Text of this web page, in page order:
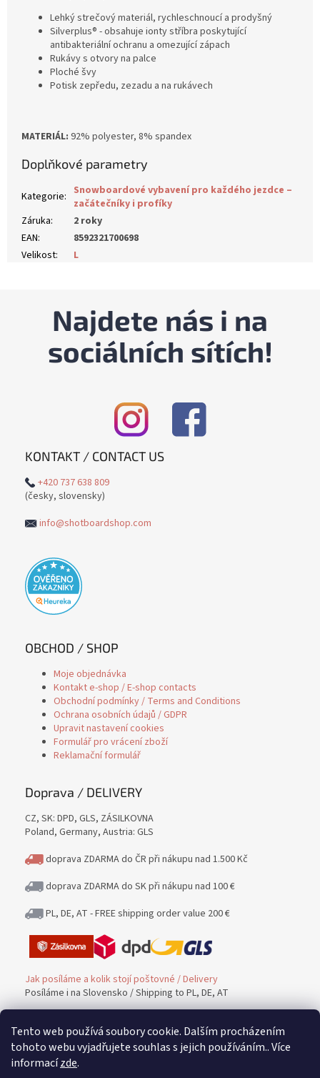
Tento web používá soubory cookie. Dalším procházením
tohoto webu vyjadřujete souhlas s jejich používáním.. Více
informacízde.
Lehký strečový materiál, rychleschnoucí a prodyšný
Silverplus® - obsahuje ionty stříbra poskytující
antibakteriální ochranu a omezující zápach
Rukávy s otvory na palce
Ploché švy
Potisk zepředu, zezadu a na rukávech
MATERIÁL: 92% polyester, 8% spandex
Doplňkové parametry
Kategorie: Snowboardové vybavení pro každého jezdce –
začátečníky i profíky
Záruka:
2 roky
EAN:
8592321700698
Velikost: L
Najdete nás i na
sociálních sítích!
KONTAKT / CONTACT US
+420 737 638 809
(česky, slovensky)
info@shotboardshop.com
OBCHOD / SHOP
Moje objednávka
Kontakt e-shop / E-shop contacts
Obchodní podmínky / Terms and Conditions
Ochrana osobních údajů / GDPR
Upravit nastavení cookies
Formulář pro vrácení zboží
Reklamační formulář
Doprava / DELIVERY
CZ, SK: DPD, GLS, ZÁSILKOVNA
Poland, Germany, Austria: GLS
doprava ZDARMA do ČR při nákupu nad 1.500 Kč
doprava ZDARMA do SK při nákupu nad 100 €
PL, DE, AT - FREE shipping order value 200 €
Jak posíláme a kolik stojí poštovné / Delivery
Posíláme i na Slovensko / Shipping to PL, DE, AT
Platba / PAYMENT